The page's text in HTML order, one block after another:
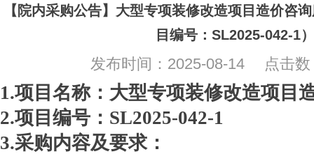
【院内采购公告】大型专项装修改造项目造价咨
目编号：SL2025-042-1）
发布时间：2025-08-14 点击数
1.项目名称：大型专项装修改造项目
2.项目编号：SL2025-042-1
3.采购内容及要求：